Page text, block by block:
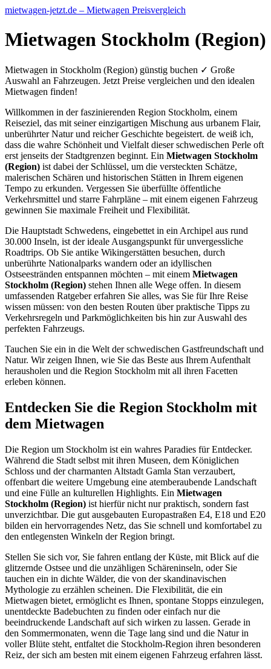
mietwagen-jetzt.de – Mietwagen Preisvergleich
Mietwagen Stockholm (Region)
Mietwagen in Stockholm (Region) günstig buchen ✓ Große
Auswahl an Fahrzeugen. Jetzt Preise vergleichen und den idealen
Mietwagen finden!
Willkommen in der faszinierenden Region Stockholm, einem
Reiseziel, das mit seiner einzigartigen Mischung aus urbanem Flair,
unberührter Natur und reicher Geschichte begeistert. de weiß ich,
dass die wahre Schönheit und Vielfalt dieser schwedischen Perle oft
erst jenseits der Stadtgrenzen beginnt. Ein Mietwagen Stockholm
(Region) ist dabei der Schlüssel, um die versteckten Schätze,
malerischen Schären und historischen Stätten in Ihrem eigenen
Tempo zu erkunden. Vergessen Sie überfüllte öffentliche
Verkehrsmittel und starre Fahrpläne – mit einem eigenen Fahrzeug
gewinnen Sie maximale Freiheit und Flexibilität.
Die Hauptstadt Schwedens, eingebettet in ein Archipel aus rund
30.000 Inseln, ist der ideale Ausgangspunkt für unvergessliche
Roadtrips. Ob Sie antike Wikingerstätten besuchen, durch
unberührte Nationalparks wandern oder an idyllischen
Ostseestränden entspannen möchten – mit einem Mietwagen
Stockholm (Region) stehen Ihnen alle Wege offen. In diesem
umfassenden Ratgeber erfahren Sie alles, was Sie für Ihre Reise
wissen müssen: von den besten Routen über praktische Tipps zu
Verkehrsregeln und Parkmöglichkeiten bis hin zur Auswahl des
perfekten Fahrzeugs.
Tauchen Sie ein in die Welt der schwedischen Gastfreundschaft und
Natur. Wir zeigen Ihnen, wie Sie das Beste aus Ihrem Aufenthalt
herausholen und die Region Stockholm mit all ihren Facetten
erleben können.
Entdecken Sie die Region Stockholm mit
dem Mietwagen
Die Region um Stockholm ist ein wahres Paradies für Entdecker.
Während die Stadt selbst mit ihren Museen, dem Königlichen
Schloss und der charmanten Altstadt Gamla Stan verzaubert,
offenbart die weitere Umgebung eine atemberaubende Landschaft
und eine Fülle an kulturellen Highlights. Ein Mietwagen
Stockholm (Region) ist hierfür nicht nur praktisch, sondern fast
unverzichtbar. Die gut ausgebauten Europastraßen E4, E18 und E20
bilden ein hervorragendes Netz, das Sie schnell und komfortabel zu
den entlegensten Winkeln der Region bringt.
Stellen Sie sich vor, Sie fahren entlang der Küste, mit Blick auf die
glitzernde Ostsee und die unzähligen Schäreninseln, oder Sie
tauchen ein in dichte Wälder, die von der skandinavischen
Mythologie zu erzählen scheinen. Die Flexibilität, die ein
Mietwagen bietet, ermöglicht es Ihnen, spontane Stopps einzulegen,
unentdeckte Badebuchten zu finden oder einfach nur die
beeindruckende Landschaft auf sich wirken zu lassen. Gerade in
den Sommermonaten, wenn die Tage lang sind und die Natur in
voller Blüte steht, entfaltet die Stockholm-Region ihren besonderen
Reiz, der sich am besten mit einem eigenen Fahrzeug erfahren lässt.